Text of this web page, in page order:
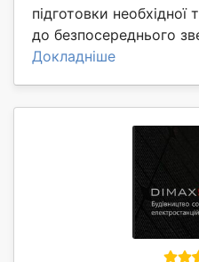
підготовки необхідної
до безпосереднього
Докладніше